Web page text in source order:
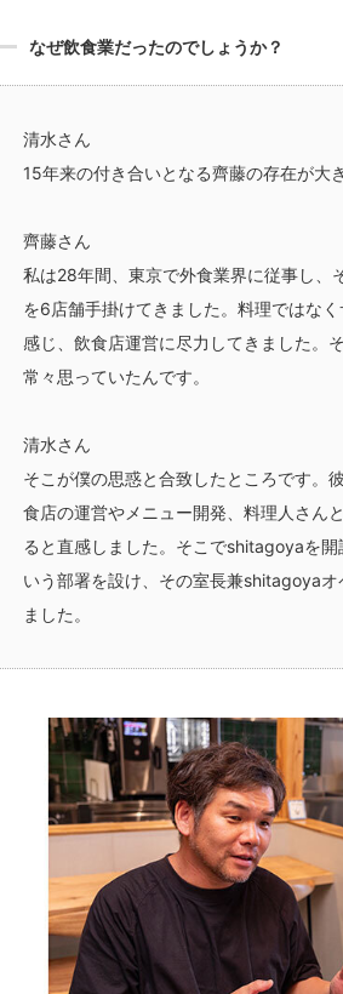
なぜ飲食業だったのでしょうか？
清水さん
15年来の付き合いとなる齊藤の存在が大
齊藤さん
私は28年間、東京で外食業界に従事し、
を6店舗手掛けてきました。料理ではな
感じ、飲食店運営に尽力してきました。
常々思っていたんです。
清水さん
そこが僕の思惑と合致したところです。
食店の運営やメニュー開発、料理人さん
ると直感しました。そこでshitagoyaを
いう部署を設け、その室長兼shitagoya
ました。